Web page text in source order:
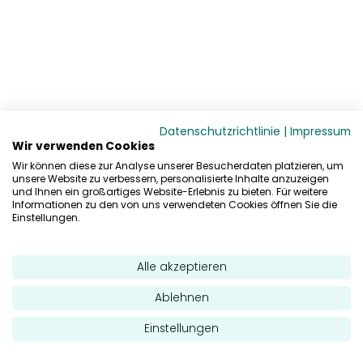
Datenschutzrichtlinie | Impressum
Wir verwenden Cookies
Wir können diese zur Analyse unserer Besucherdaten platzieren, um
unsere Website zu verbessern, personalisierte Inhalte anzuzeigen
und Ihnen ein großartiges Website-Erlebnis zu bieten. Für weitere
Informationen zu den von uns verwendeten Cookies öffnen Sie die
Einstellungen.
Alle akzeptieren
Ablehnen
Einstellungen